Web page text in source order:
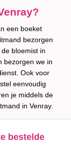
een boeket
bezorgen
bloemist in
bezorgen we in
Ook voor
eenvoudig
je middels de
in Venray.
bestelde